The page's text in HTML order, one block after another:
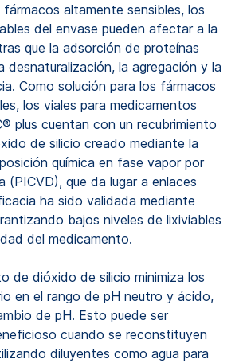
altamente sensibles, los
del envase pueden afectar a la
que la adsorción de proteínas
desnaturalización, la agregación y la
Como solución para los fármacos
los viales para medicamentos
plus cuentan con un recubrimiento
de silicio creado mediante la
química en fase vapor por
(PICVD), que da lugar a enlaces
ha sido validada mediante
bajos niveles de lixiviables
del medicamento.
de dióxido de silicio minimiza los
en el rango de pH neutro y ácido,
de pH. Esto puede ser
cuando se reconstituyen
diluyentes como agua para